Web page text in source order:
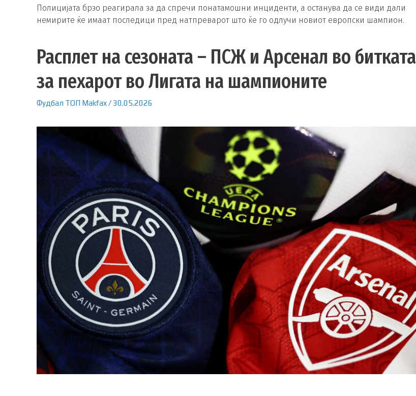
Полицијата брзо реагирала за да спречи понатамошни инциденти, а останува да се види дали
немирите ќе имаат последици пред натпреварот што ќе го одлучи новиот европски шампион.
Расплет на сезоната – ПСЖ и Арсенал во битката
за пехарот во Лигата на шампионите
Фудбал ТОП Makfax/ 30.05.2026